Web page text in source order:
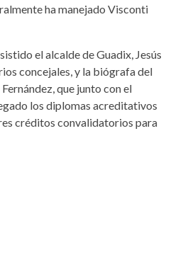
ha manejado Visconti
el alcalde de Guadix, Jesús
concejales, y la biógrafa del
que junto con el
los diplomas acreditativos
créditos convalidatorios para